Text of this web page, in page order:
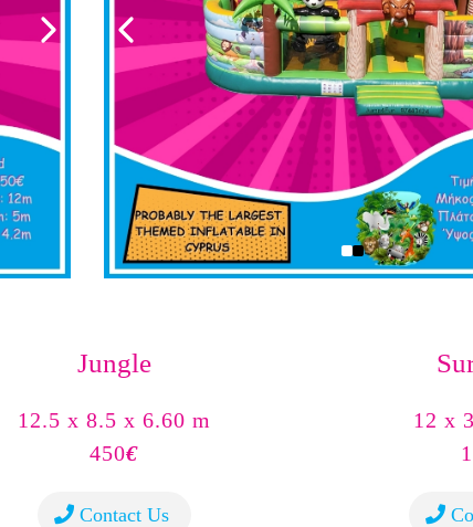
Jungle
12.5 x 8.5 x 6.60 m
450€
Contact Us
12 x